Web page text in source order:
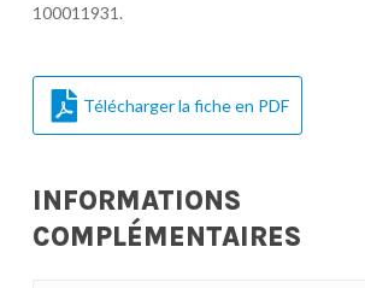
100011931.
Télécharger la fiche en PDF
INFORMATIONS
COMPLÉMENTAIRES